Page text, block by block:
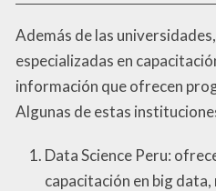
Además de las
especializadas en
información que ofrecen
Algunas de estas
Data Science Peru:
capacitación en big